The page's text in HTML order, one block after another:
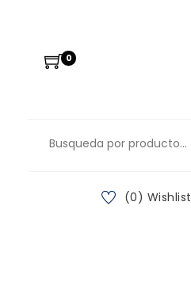
0
(0) Wishlist